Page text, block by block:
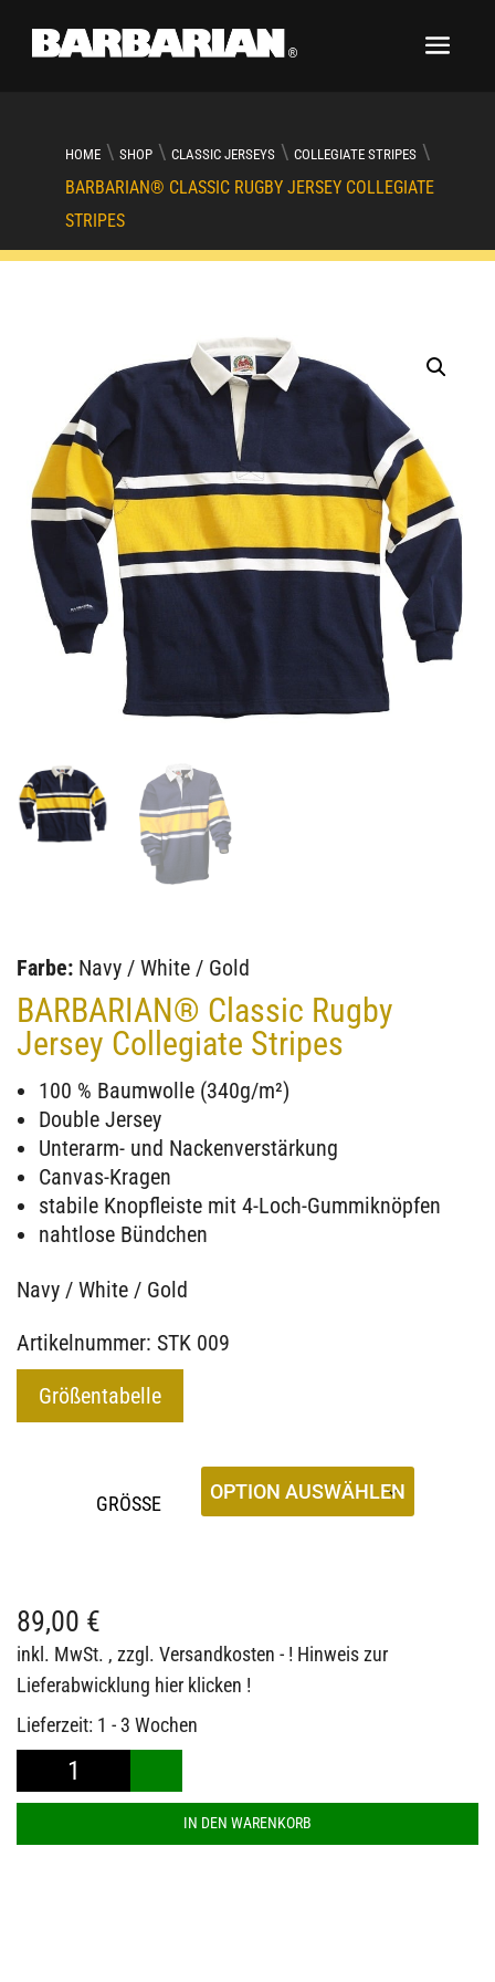
HOME \ SHOP \ CLASSIC JERSEYS \ COLLEGIATE STRIPES \
BARBARIAN® CLASSIC RUGBY JERSEY COLLEGIATE
STRIPES
Farbe: Navy / White / Gold
BARBARIAN® Classic Rugby
Jersey Collegiate Stripes
100 % Baumwolle (340g/m²)
Double Jersey
Unterarm- und Nackenverstärkung
Canvas-Kragen
stabile Knopfleiste mit 4-Loch-Gummiknöpfen
nahtlose Bündchen
Navy / White / Gold
Artikelnummer: STK 009
Größentabelle
GRÖSSE
89,00 €
inkl. MwSt. , zzgl. Versandkosten - ! Hinweis zur
Lieferabwicklung hier klicken !
Lieferzeit: 1 - 3 Wochen
BARBARIAN®
Classic
IN DEN WARENKORB